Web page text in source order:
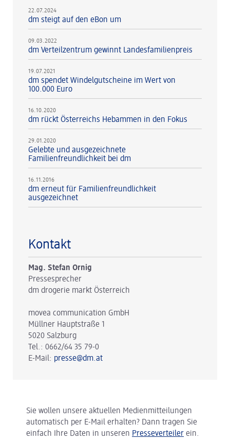
22.07.2024
dm steigt auf den eBon um
09.03.2022
dm Verteilzentrum gewinnt Landesfamilienpreis
19.07.2021
dm spendet Windelgutscheine im Wert von
100.000 Euro
16.10.2020
dm rückt Österreichs Hebammen in den Fokus
29.01.2020
Gelebte und ausgezeichnete
Familienfreundlichkeit bei dm
16.11.2016
dm erneut für Familienfreundlichkeit
ausgezeichnet
Kontakt
Mag. Stefan Ornig
Pressesprecher
dm drogerie markt Österreich
movea communication GmbH
Müllner Hauptstraße 1
5020 Salzburg
Tel.: 0662/64 35 79-0
E-Mail: presse@dm.at
Sie wollen unsere aktuellen Medienmitteilungen
automatisch per E-Mail erhalten? Dann tragen Sie
einfach Ihre Daten in unseren Presseverteiler ein.